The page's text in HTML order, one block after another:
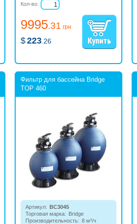
9995.31 грн
$223 .26
Кол-во:
Фильтр для бассейна Bridge
TOP 460
Артикул: BC3045
Торговая марка: Bridge
Производительность: 8 м³/ч